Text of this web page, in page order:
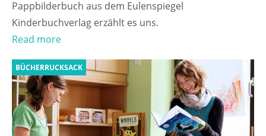
Pappbilderbuch aus dem Eulenspiegel
Kinderbuchverlag erzählt es uns.
Read more
BÜCHERRUCKSACK